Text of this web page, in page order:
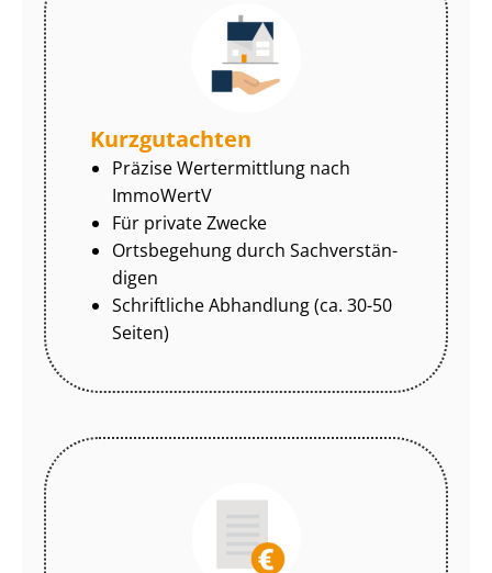
Kurzgutachten
Präzise Wertermittlung nach
ImmoWertV
Für private Zwecke
Ortsbegehung durch Sach­ver­stän­
di­gen
Schriftliche Abhandlung (ca. 30-50
Seiten)